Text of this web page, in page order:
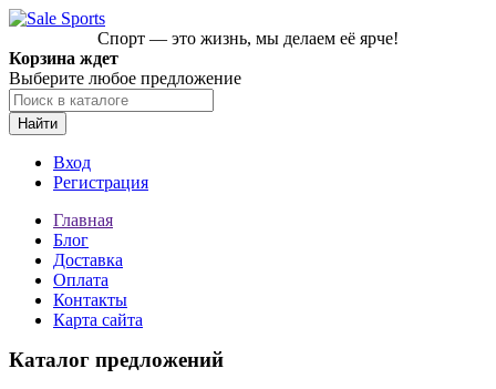
Спорт — это жизнь, мы делаем её ярче!
Корзина ждет
Выберите любое предложение
Найти
Вход
Регистрация
Главная
Блог
Доставка
Оплата
Контакты
Карта сайта
Каталог предложений